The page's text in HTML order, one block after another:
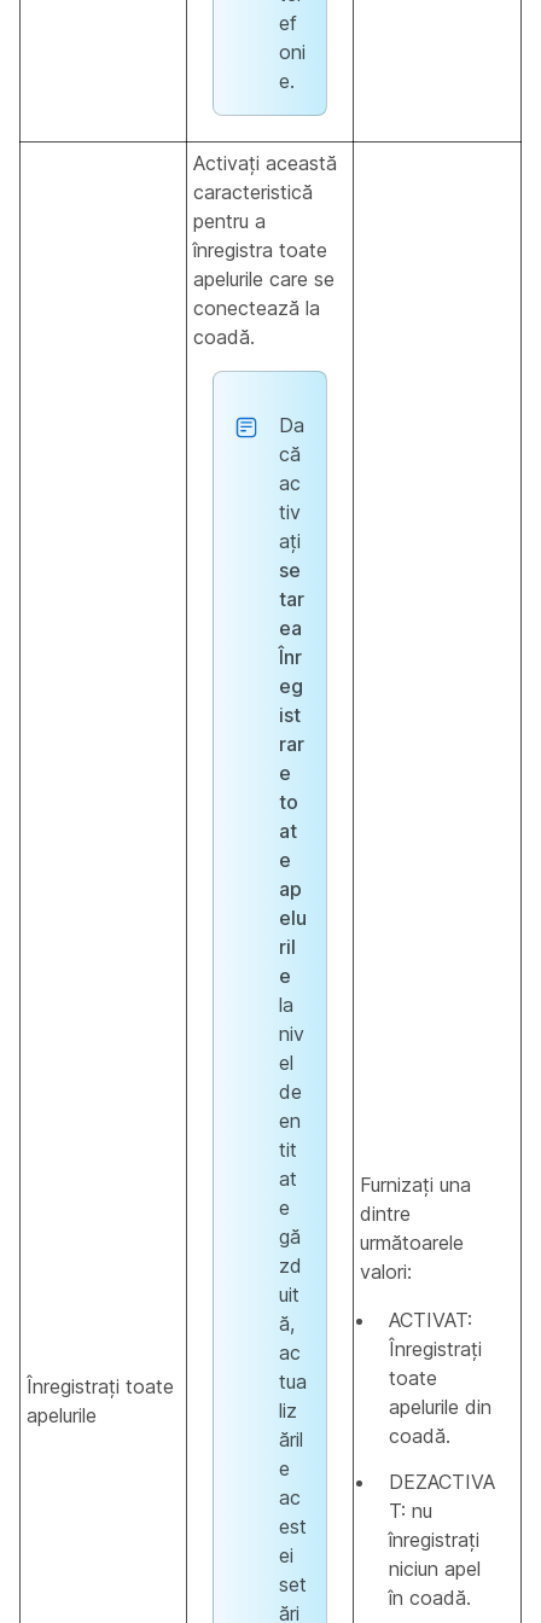
ef
oni
e.
Înregistrați toate
apelurile
Activați această
caracteristică
pentru a
înregistra toate
apelurile care se
conectează la
coadă.
Da
că
ac
tiv
ați
se
tar
ea
Înr
eg
ist
rar
e
to
at
e
ap
elu
ril
e
la
niv
el
de
en
tit
at
e
gă
zd
uit
ă,
ac
tua
liz
ăril
e
ac
est
ei
set
ări
Furnizați una
dintre
următoarele
valori:
ACTIVAT:
Înregistrați
toate
apelurile din
coadă.
DEZACTIVA
T: nu
înregistrați
niciun apel
în coadă.